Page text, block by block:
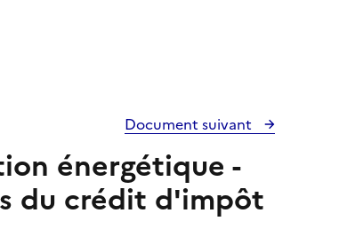
Document suivant
énergétique -
du crédit d'impôt